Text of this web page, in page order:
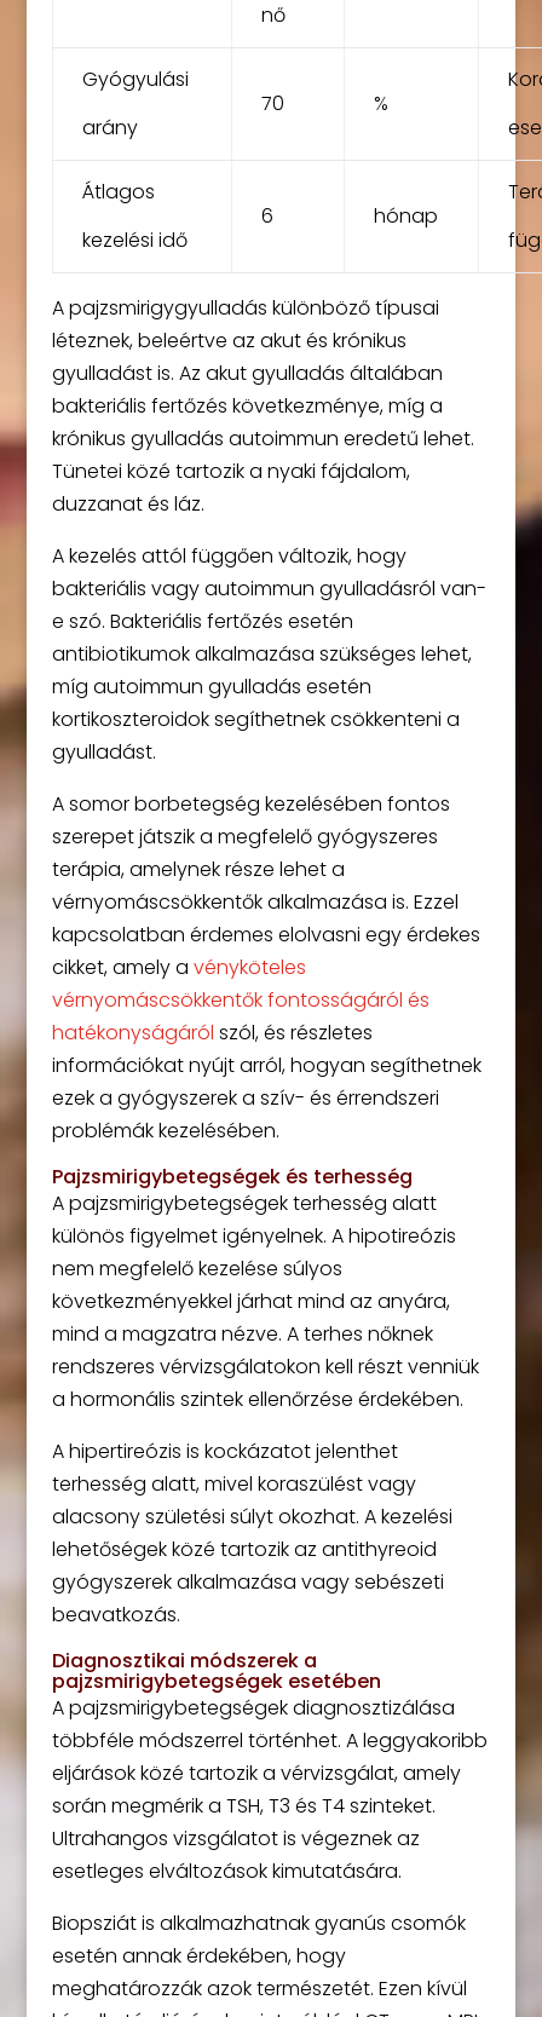
nő
Gyógyulási
arány
70 %
Átlagos
kezelési idő
6 hónap
A pajzsmirigygyulladás különböző típusai
léteznek, beleértve az akut és krónikus
gyulladást is. Az akut gyulladás általában
bakteriális fertőzés következménye, míg a
krónikus gyulladás autoimmun eredetű lehet.
Tünetei közé tartozik a nyaki fájdalom,
duzzanat és láz.
A kezelés attól függően változik, hogy
bakteriális vagy autoimmun gyulladásról van-
e szó. Bakteriális fertőzés esetén
antibiotikumok alkalmazása szükséges lehet,
míg autoimmun gyulladás esetén
kortikoszteroidok segíthetnek csökkenteni a
gyulladást.
A somor borbetegség kezelésében fontos
szerepet játszik a megfelelő gyógyszeres
terápia, amelynek része lehet a
vérnyomáscsökkentők alkalmazása is. Ezzel
kapcsolatban érdemes elolvasni egy érdekes
cikket, amely a vényköteles
vérnyomáscsökkentők fontosságáról és
hatékonyságáról szól, és részletes
információkat nyújt arról, hogyan segíthetnek
ezek a gyógyszerek a szív- és érrendszeri
problémák kezelésében.
Pajzsmirigybetegségek és terhesség
A pajzsmirigybetegségek terhesség alatt
különös figyelmet igényelnek. A hipotireózis
nem megfelelő kezelése súlyos
következményekkel járhat mind az anyára,
mind a magzatra nézve. A terhes nőknek
rendszeres vérvizsgálatokon kell részt venniük
a hormonális szintek ellenőrzése érdekében.
A hipertireózis is kockázatot jelenthet
terhesség alatt, mivel koraszülést vagy
alacsony születési súlyt okozhat. A kezelési
lehetőségek közé tartozik az antithyreoid
gyógyszerek alkalmazása vagy sebészeti
beavatkozás.
Diagnosztikai módszerek a
pajzsmirigybetegségek esetében
A pajzsmirigybetegségek diagnosztizálása
többféle módszerrel történhet. A leggyakoribb
eljárások közé tartozik a vérvizsgálat, amely
során megmérik a TSH, T3 és T4 szinteket.
Ultrahangos vizsgálatot is végeznek az
esetleges elváltozások kimutatására.
Biopsziát is alkalmazhatnak gyanús csomók
esetén annak érdekében, hogy
meghatározzák azok természetét. Ezen kívül